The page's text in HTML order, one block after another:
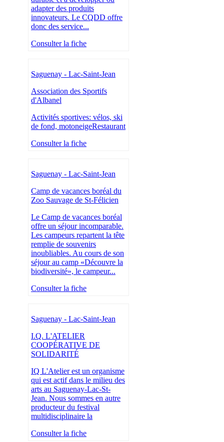
adapter des produits
innovateurs. Le CQDD offre
donc des service...
Consulter la fiche
Saguenay - Lac-Saint-Jean
Association des Sportifs
d'Albanel
Activités sportives: vélos, ski
de fond, motoneigeRestaurant
Consulter la fiche
Saguenay - Lac-Saint-Jean
Camp de vacances boréal du
Zoo Sauvage de St-Félicien
Le Camp de vacances boréal
offre un séjour incomparable.
Les campeurs repartent la tête
remplie de souvenirs
inoubliables. Au cours de son
séjour au camp «Découvre la
biodiversité», le campeur...
Consulter la fiche
Saguenay - Lac-Saint-Jean
I.Q. L'ATELIER
COOPÉRATIVE DE
SOLIDARITÉ
IQ L'Atelier est un organisme
qui est actif dans le milieu des
arts au Saguenay-Lac-St-
Jean. Nous sommes en autre
producteur du festival
multidisciplinaire la
Consulter la fiche